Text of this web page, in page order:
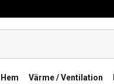
Värme / Ventilation